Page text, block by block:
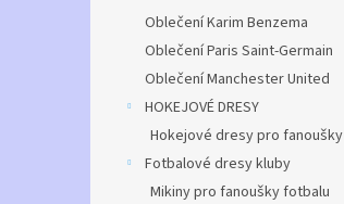
Oblečení Karim Benzema
Oblečení Paris Saint-Germain
Oblečení Manchester United
HOKEJOVÉ DRESY
Hokejové dresy pro fanoušky
Fotbalové dresy kluby
Mikiny pro fanoušky fotbalu